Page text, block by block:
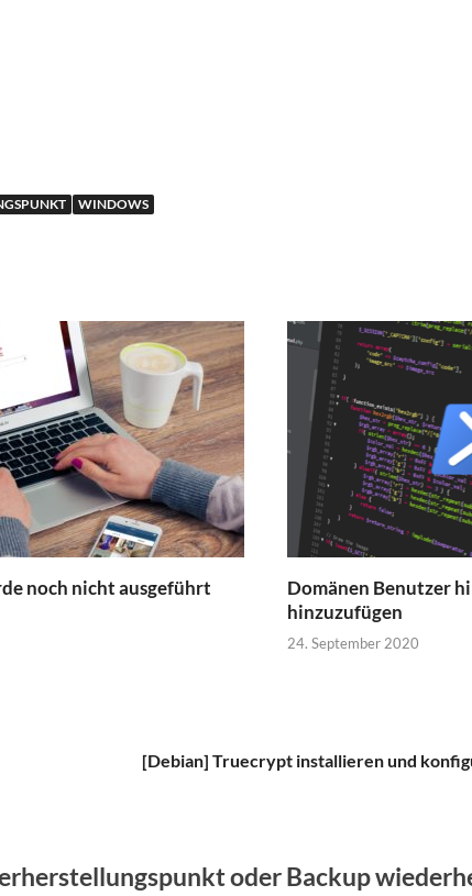
WINDOWS
noch nicht ausgeführt
Domänen Benutzer
hinzuzufügen
24. September 2020
[Debian] Truecrypt installieren und
oder Backup